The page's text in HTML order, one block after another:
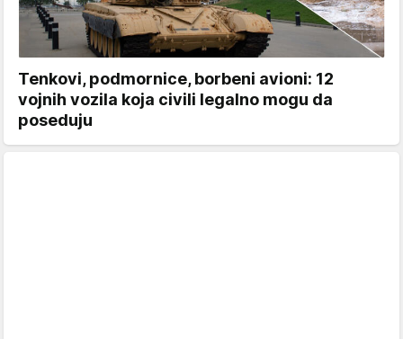
Tenkovi, podmornice, borbeni avioni: 12
vojnih vozila koja civili legalno mogu da
poseduju